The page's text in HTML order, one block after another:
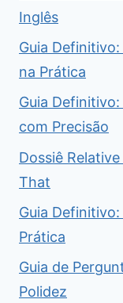
Inglês
Guia
na Prática
Guia
com Precisão
Dossiê
That
Guia
Prática
Guia de
Polidez